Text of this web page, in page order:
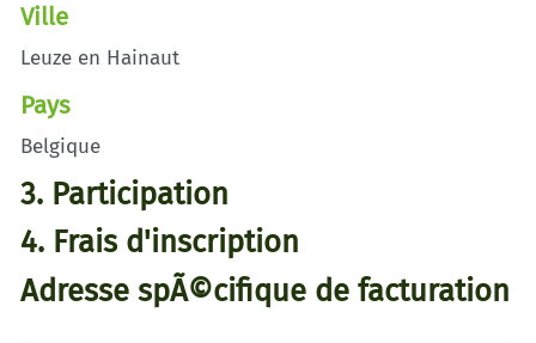
Ville
Leuze en Hainaut
Pays
Belgique
3. Participation
4. Frais d'inscription
Adresse spÃ©cifique de facturation